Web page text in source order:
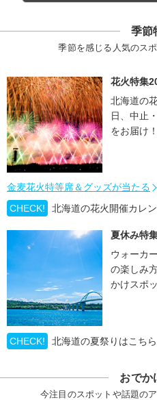
季節
季節を感じる人気のス
花火特集
北海道の
日、中止
をお届け！
金麦花火特等席＆グッズが当たる
CHECK!
北海道の花火開催カレ
夏休み特
ウォーカ
の楽しみ
かけスポ
CHECK! 北海道の夏祭りはこちら
おでか
今注目のスポットや話題の